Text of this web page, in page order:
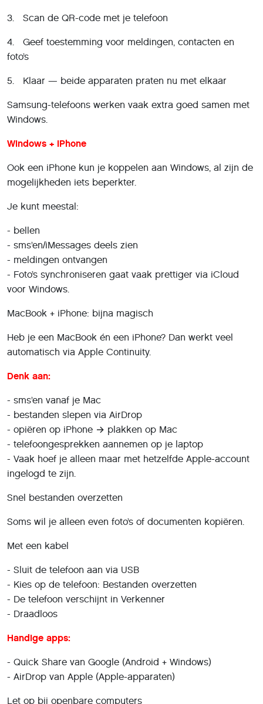
3. Scan de QR-code met je telefoon
4. Geef toestemming voor meldingen, contacten en
foto’s
5. Klaar — beide apparaten praten nu met elkaar
Samsung-telefoons werken vaak extra goed samen met
Windows.
Windows + iPhone
Ook een iPhone kun je koppelen aan Windows, al zijn de
mogelijkheden iets beperkter.
Je kunt meestal:
- bellen
- sms’en/iMessages deels zien
- meldingen ontvangen
- Foto’s synchroniseren gaat vaak prettiger via iCloud
voor Windows.
MacBook + iPhone: bijna magisch
Heb je een MacBook én een iPhone? Dan werkt veel
automatisch via Apple Continuity.
Denk aan:
- sms’en vanaf je Mac
- bestanden slepen via AirDrop
- opiëren op iPhone → plakken op Mac
- telefoongesprekken aannemen op je laptop
- Vaak hoef je alleen maar met hetzelfde Apple-account
ingelogd te zijn.
Snel bestanden overzetten
Soms wil je alleen even foto’s of documenten kopiëren.
Met een kabel
- Sluit de telefoon aan via USB
- Kies op de telefoon: Bestanden overzetten
- De telefoon verschijnt in Verkenner
- Draadloos
Handige apps:
- Quick Share van Google (Android + Windows)
- AirDrop van Apple (Apple-apparaten)
Let op bij openbare computers